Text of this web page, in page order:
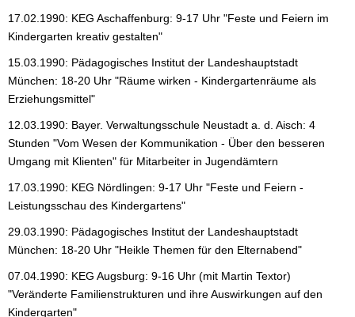
17.02.1990: KEG Aschaffenburg: 9-17 Uhr "Feste und Feiern im
Kindergarten kreativ gestalten"
15.03.1990: Pädagogisches Institut der Landeshauptstadt
München: 18-20 Uhr "Räume wirken - Kindergartenräume als
Erziehungsmittel"
12.03.1990: Bayer. Verwaltungsschule Neustadt a. d. Aisch: 4
Stunden "Vom Wesen der Kommunikation - Über den besseren
Umgang mit Klienten" für Mitarbeiter in Jugendämtern
17.03.1990: KEG Nördlingen: 9-17 Uhr "Feste und Feiern -
Leistungsschau des Kindergartens"
29.03.1990: Pädagogisches Institut der Landeshauptstadt
München: 18-20 Uhr "Heikle Themen für den Elternabend"
07.04.1990: KEG Augsburg: 9-16 Uhr (mit Martin Textor)
"Veränderte Familienstrukturen und ihre Auswirkungen auf den
Kindergarten"